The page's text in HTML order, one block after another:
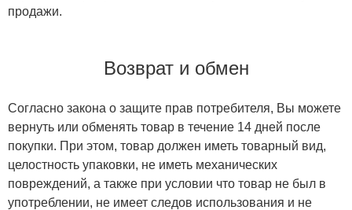
продажи.
Возврат и обмен
Согласно закона о защите прав потребителя, Вы можете
вернуть или обменять товар в течение 14 дней после
покупки. При этом, товар должен иметь товарный вид,
целостность упаковки, не иметь механических
повреждений, а также при условии что товар не был в
употреблении, не имеет следов использования и не